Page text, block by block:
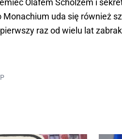
Olafem Scholzem i
Monachium uda się również
raz od wielu lat